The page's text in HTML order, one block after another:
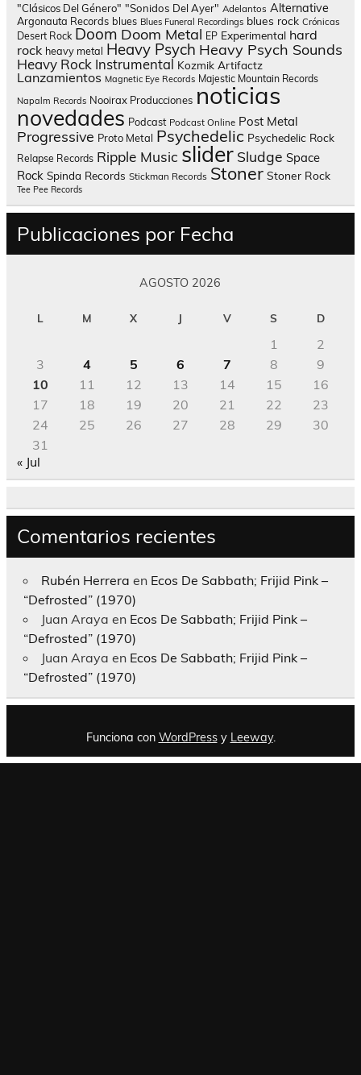
"Clásicos Del Género" "Sonidos Del Ayer" Adelantos Alternative
Argonauta Records blues Blues Funeral Recordings blues rock Crónicas
Desert Rock Doom Doom Metal EP Experimental hard
rock heavy metal Heavy Psych Heavy Psych Sounds
Heavy Rock Instrumental Kozmik Artifactz
Lanzamientos Magnetic Eye Records Majestic Mountain Records
Napalm Records Nooirax Producciones noticias
novedades Podcast Podcast Online Post Metal
Progressive Proto Metal Psychedelic Psychedelic Rock
Relapse Records Ripple Music slider Sludge Space
Rock Spinda Records Stickman Records Stoner Stoner Rock
Tee Pee Records
Publicaciones por Fecha
AGOSTO 2026
L M X J V S D
1
2
3
4 5 6 7 8
9
10
11 12 13 14 15
16
17
18 19 20 21 22
23
24
25 26 27 28 29
30
31
« Jul
Comentarios recientes
Rubén Herrera en Ecos De Sabbath; Frijid Pink –
“Defrosted” (1970)
Juan Araya en Ecos De Sabbath; Frijid Pink –
“Defrosted” (1970)
Juan Araya en Ecos De Sabbath; Frijid Pink –
“Defrosted” (1970)
Funciona con WordPressy Leeway.